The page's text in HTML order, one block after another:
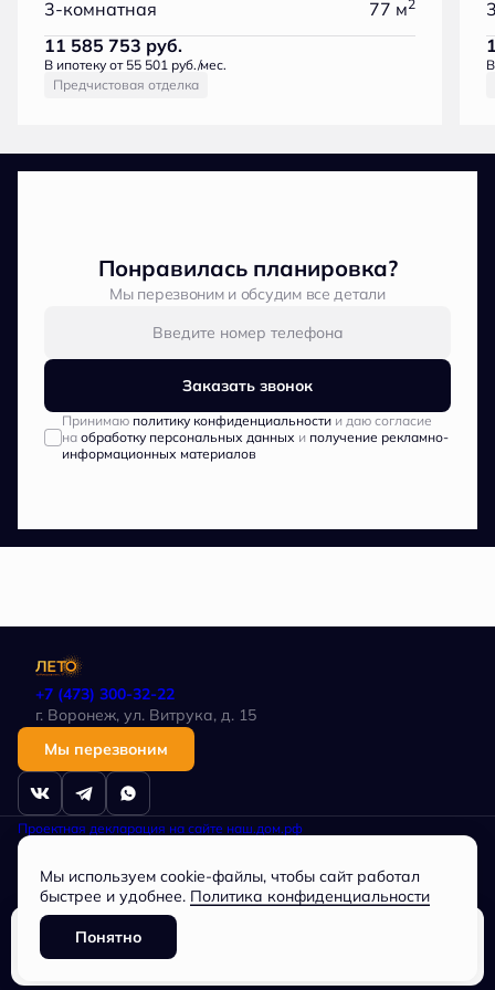
3-комнатная 77 м2
11 585 753 руб.
В ипотеку от 55 501 руб./мес.
Предчистовая отделка
Понравилась планировка?
Мы перезвоним и обсудим все детали
Заказать звонок
Принимаю политику конфиденциальностии даю согласие
на обработку персональных данных и получение рекламно-
информационных материалов
+7 (473) 300-32-22
г. Воронеж, ул. Витрука, д. 15
Мы перезвоним
Проектная декларация на сайте наш.дом.рф
Политика в отношении обработки персональных данных
исключительно информационный характер, не является публичной
офертой, определяемой положениями статьи 437 ГК РФ.
Общество с ограниченной ответственностью
СПЕЦИАЛИЗИРОВАННЫЙ ЗАСТРОЙЩИК «Партнер», ОГРН
1163668073744, ИНН 3662228034
Мы используем cookie-файлы, чтобы сайт работал
быстрее и удобнее. Политика конфиденциальности
Понятно